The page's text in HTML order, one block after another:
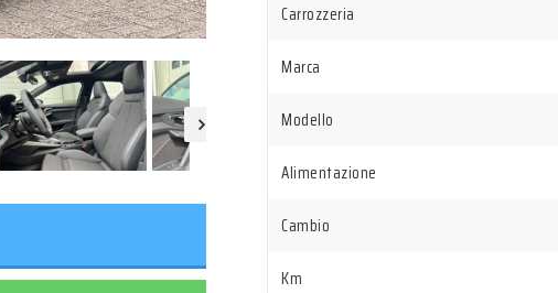
Carrozzeria
Marca
Modello
Alimentazione
Cambio
Km